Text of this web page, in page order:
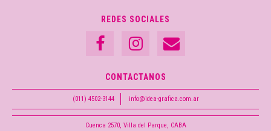
REDES SOCIALES
CONTACTANOS
(011) 4502-3144 info@idea-grafica.com.ar
Cuenca 2570, Villa del Parque, CABA